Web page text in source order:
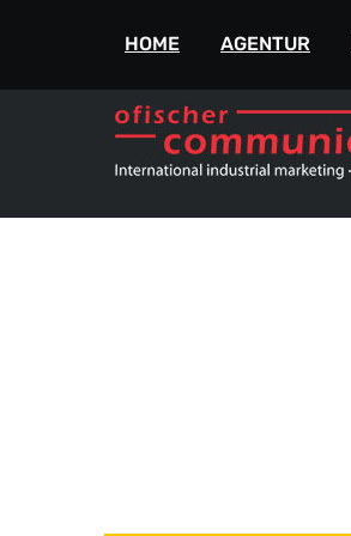
ofischer communication
HOME AGENTUR